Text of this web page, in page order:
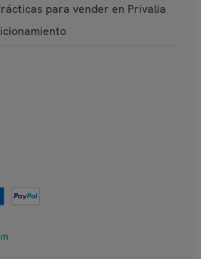
para vender en Privalia